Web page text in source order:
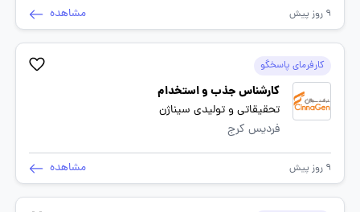
9 روز پیش مشاهده
کارفرمای پاسخگو
کارشناس جذب و استخدام
تحقیقاتی و تولیدی سیناژن
فردیس کرج
9 روز پیش مشاهده